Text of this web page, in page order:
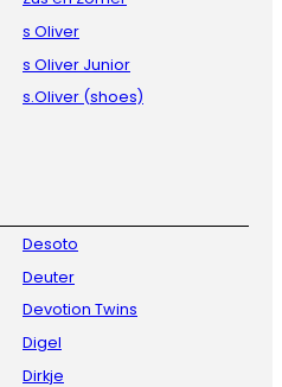
s Oliver
s Oliver Junior
s.Oliver (shoes)
Desoto
Deuter
Devotion Twins
Digel
Dirkje